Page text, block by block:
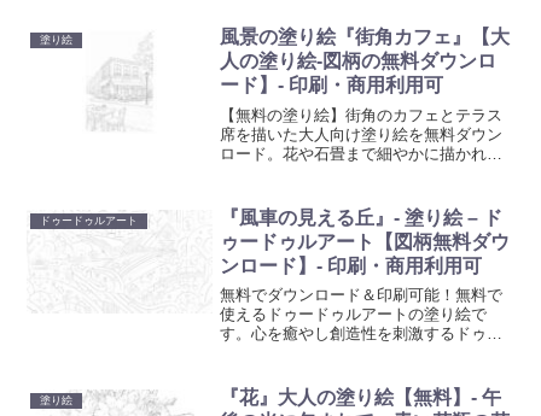
活動で、お子様の色彩感覚と手先の器用
さを向上させましょう。
塗り絵
風景の塗り絵『街角カフェ』【大
人の塗り絵-図柄の無料ダウンロ
ード】- 印刷・商用利用可
【無料の塗り絵】街角のカフェとテラス
席を描いた大人向け塗り絵を無料ダウン
ロード。花や石畳まで細やかに描かれた
さい。
ドゥードゥルアート
『風車の見える丘』- 塗り絵 – ド
ゥードゥルアート【図柄無料ダウ
ンロード】- 印刷・商用利用可
無料でダウンロード＆印刷可能！無料で
使えるドゥードゥルアートの塗り絵で
す。心を癒やし創造性を刺激するドゥー
しめる、リラクゼーションに最適なアー
ト活動を始めましょう。
塗り絵
『花』大人の塗り絵【無料】- 午